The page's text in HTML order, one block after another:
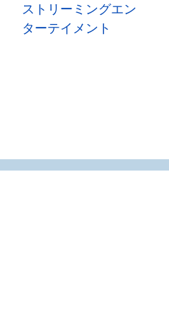
ストリーミングエン
ターテイメント